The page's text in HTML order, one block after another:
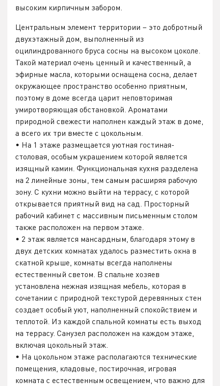
высоким кирпичным забором.
Центральным элемент территории – это добротный
двухэтажный дом, выполненный из
оцилиндрованного бруса сосны на высоком цоколе.
Такой материал очень ценный и качественный, а
эфирные масла, которыми оснащена сосна, делает
окружающее пространство особенно приятным,
поэтому в доме всегда царит неповторимая
умиротворяющая обстановкой. Ароматами
природной свежести наполнен каждый этаж в доме,
а всего их три вместе с цокольным.
• На 1 этаже размещается уютная гостиная-
столовая, особым украшением которой является
изящный камин. Функциональная кухня разделена
на 2 линейные зоны, тем самым расширяя рабочую
зону. С кухни можно выйти на террасу, с которой
открывается приятный вид на сад. Просторный
рабочий кабинет с массивным письменным столом
также расположен на первом этаже.
• 2 этаж является мансардным, благодаря этому в
двух детских комнатах удалось разместить окна в
скатной крыше, комнаты всегда наполнены
естественный светом. В спальне хозяев
установлена нежная изящная мебель, которая в
сочетании с природной текстурой деревянных стен
создает особый уют, наполненный спокойствием и
теплотой. Из каждой спальной комнаты есть выход
на террасу. Санузел расположен на каждом этаже,
включая цокольный этаж.
• На цокольном этаже располагаются технические
помещения, кладовые, постирочная, игровая
комната с естественным освещением, что важно для